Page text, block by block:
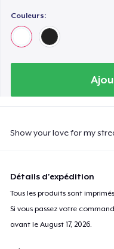
Couleurs:
Show your love for my
Détails d'expédition
Tous les produits sont
Si vous passez votre
avant leAugust 17, 2026.